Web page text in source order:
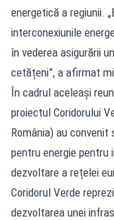
energetică a regiunii.
interconexiunile
în vederea asigurării
cetățeni”, a afirmat
În cadrul aceleași
proiectul Coridorului
România) au convenit
pentru energie pentru
dezvoltare a rețelei
Coridorul Verde
dezvoltarea unei